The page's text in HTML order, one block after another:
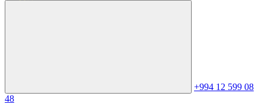
+994 12 599 08
48